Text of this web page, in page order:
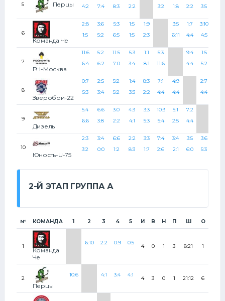
5 Перцы
4:2
7:4
8:3
2:2
3:2
1:8
2:2
3:5
6
Команда Че
2:8
1:5
3:6
5:2
5:3
6:5
1:5
1:5
1:9
2:3
3:5
6:11
1:7
4:4
3:10
4:5
7
РН-Москва
11:6
6:4
5:2
6:2
11:5
7:0
5:3
3:4
1:1
8:1
5:3
11:6
9:4
4:4
1:5
5:2
8
Зверобои-22
0:7
5:3
2:5
3:4
5:2
5:2
1:4
3:3
8:3
2:2
7:1
4:4
4:9
4:4
2:7
4:4
9
Дизель
5:4
6:6
6:6
3:8
3:0
2:2
4:3
4:1
3:3
5:3
10:3
5:4
5:1
2:5
7:2
4:4
10
Юность-U-75
2:3
3:2
3:4
0:0
6:6
1:2
2:2
8:3
3:3
1:7
7:4
2:6
3:4
2:1
3:5
6:0
3:6
5:3
2-Й ЭТАП ГРУППА А
№ КОМАНДА 1 2 3 4 5 И В Н П Ш О
1
Команда
Че
6:10 2:2 0:9 0:5
4 0 1 3 8:21 1
2
Перцы
10:6 4:1 3:4 4:1
4 3 0 1 21:12 6